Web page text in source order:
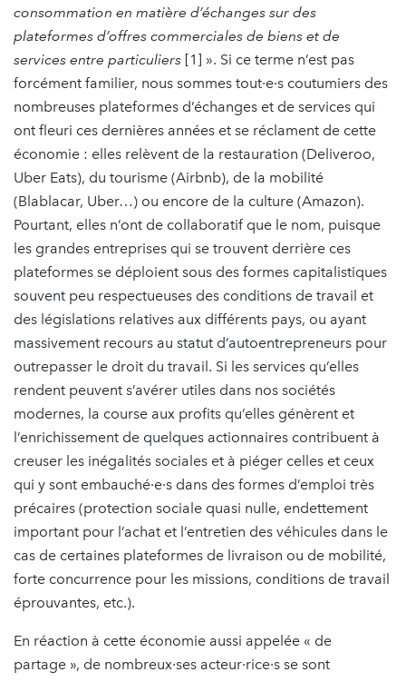
consommation en matière d’échanges sur des
plateformes d’offres commerciales de biens et de
services entre particuliers [1] ». Si ce terme n’est pas
forcément familier, nous sommes tout·e·s coutumiers des
nombreuses plateformes d’échanges et de services qui
ont fleuri ces dernières années et se réclament de cette
économie : elles relèvent de la restauration (Deliveroo,
Uber Eats), du tourisme (Airbnb), de la mobilité
(Blablacar, Uber…) ou encore de la culture (Amazon).
Pourtant, elles n’ont de collaboratif que le nom, puisque
les grandes entreprises qui se trouvent derrière ces
plateformes se déploient sous des formes capitalistiques
souvent peu respectueuses des conditions de travail et
des législations relatives aux différents pays, ou ayant
massivement recours au statut d’autoentrepreneurs pour
outrepasser le droit du travail. Si les services qu’elles
rendent peuvent s’avérer utiles dans nos sociétés
modernes, la course aux profits qu’elles génèrent et
l’enrichissement de quelques actionnaires contribuent à
creuser les inégalités sociales et à piéger celles et ceux
qui y sont embauché·e·s dans des formes d’emploi très
précaires (protection sociale quasi nulle, endettement
important pour l’achat et l’entretien des véhicules dans le
cas de certaines plateformes de livraison ou de mobilité,
forte concurrence pour les missions, conditions de travail
éprouvantes, etc.).
En réaction à cette économie aussi appelée « de
partage », de nombreux·ses acteur·rice·s se sont